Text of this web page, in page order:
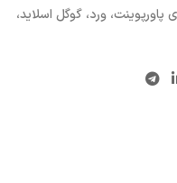
ورد، گوگل اسلاید،